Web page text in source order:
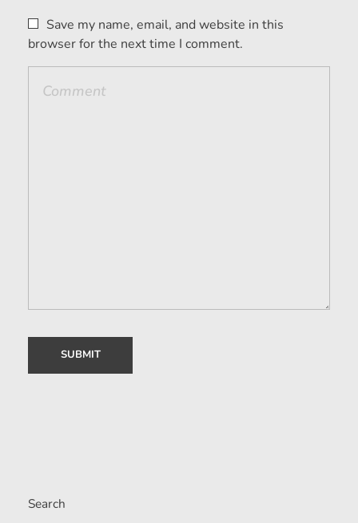
Save my name, email, and website in this
browser for the next time I comment.
Search